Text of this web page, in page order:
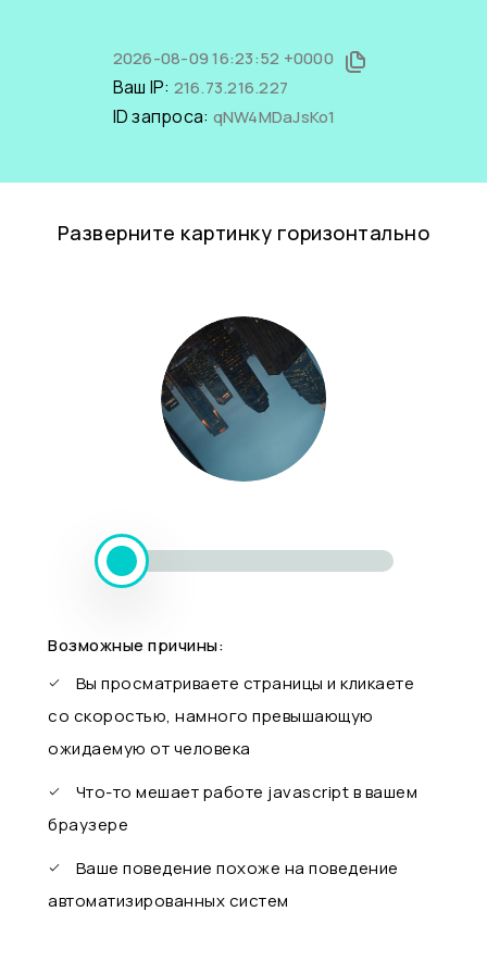
2026-08-09 16:23:52 +0000
Ваш IP: 216.73.216.227
ID запроса: qNW4MDaJsKo1
Разверните картинку горизонтально
Возможные причины:
Вы просматриваете страницы и кликаете
со скоростью, намного превышающую
ожидаемую от человека
Что-то мешает работе javascript в вашем
браузере
Ваше поведение похоже на поведение
автоматизированных систем